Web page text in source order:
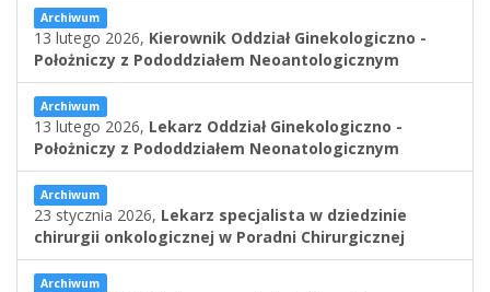
Archiwum
13 lutego 2026, Kierownik Oddział Ginekologiczno -
Położniczy z Pododdziałem Neoantologicznym
Archiwum
13 lutego 2026, Lekarz Oddział Ginekologiczno -
Położniczy z Pododdziałem Neonatologicznym
Archiwum
23 stycznia 2026, Lekarz specjalista w dziedzinie
chirurgii onkologicznej w Poradni Chirurgicznej
Archiwum